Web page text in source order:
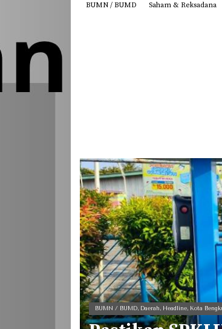
BUMN / BUMD Saham & Reksadana
BUMN / BUMD, Daerah , Headline, Kota